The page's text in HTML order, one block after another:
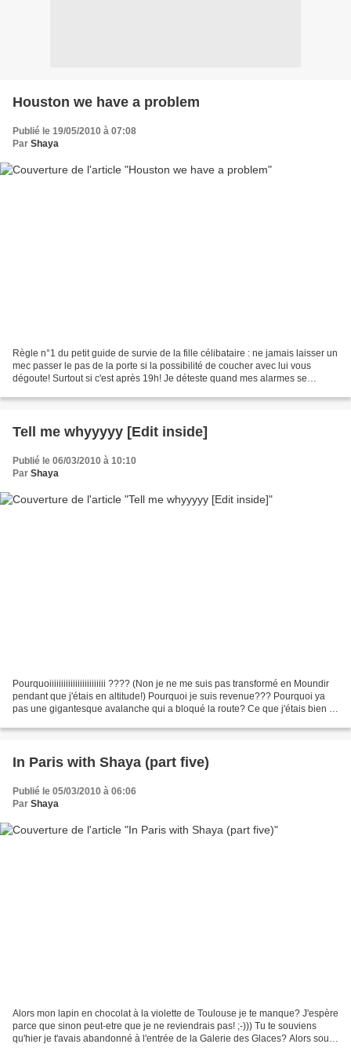
Houston we have a problem
Publié le 19/05/2010 à 07:08
Par Shaya
Règle n°1 du petit guide de survie de la fille célibataire : ne jamais laisser un
mec passer le pas de la porte si la possibilité de coucher avec lui vous
dégoute! Surtout si c'est après 19h! Je déteste quand mes alarmes se
Tell me whyyyyy [Edit inside]
Publié le 06/03/2010 à 10:10
Par Shaya
Pourquoiiiiiiiiiiiiiiiiiiiiiiii ???? (Non je ne me suis pas transformé en Moundir
pendant que j'étais en altitude!) Pourquoi je suis revenue??? Pourquoi ya
pas une gigantesque avalanche qui a bloqué la route? Ce que j'étais bien là
In Paris with Shaya (part five)
Publié le 05/03/2010 à 06:06
Par Shaya
Alors mon lapin en chocolat à la violette de Toulouse je te manque? J'espère
parce que sinon peut-etre que je ne reviendrais pas! ;-))) Tu te souviens
qu'hier je t'avais abandonné à l'entrée de la Galerie des Glaces? Alors sous